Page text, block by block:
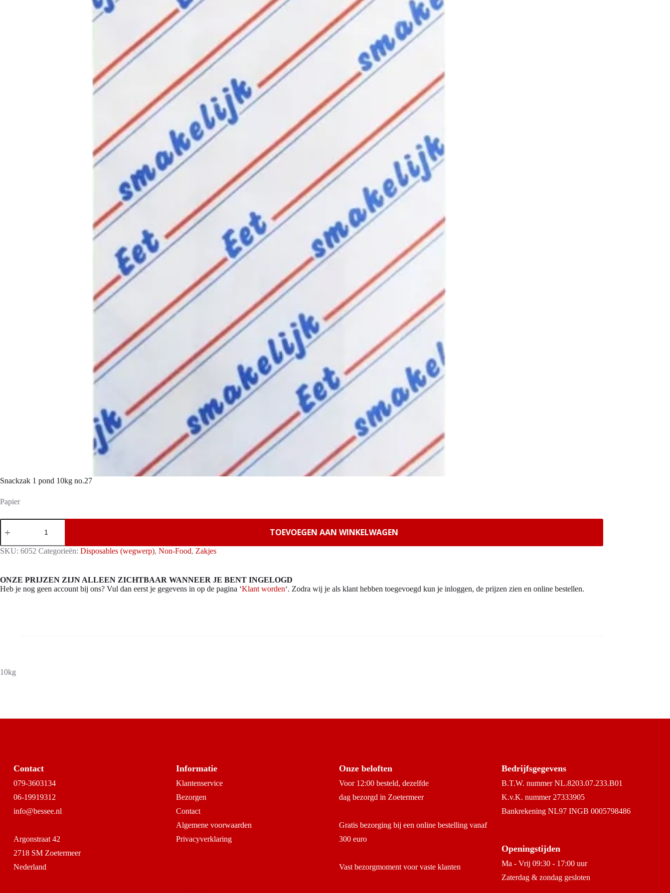
Snackzak 1 pond 10kg no.27
Papier
Snackzak
10kg
no.27
TOEVOEGEN AAN WINKELWAGEN
SKU: 6052 Categorieën: Disposables (wegwerp), Non-Food, Zakjes
ONZE PRIJZEN ZIJN ALLEEN ZICHTBAAR WANNEER JE BENT INGELOGD
Heb je nog geen account bij ons? Vul dan eerst je gegevens in op de pagina ‘Klant worden‘. Zodra wij je als klant hebben toegevoegd kun je inloggen, de prijzen zien en online bestellen.
10kg
Contact
079-3603134
06-19919312
info@bessee.nl
Argonstraat 42
2718 SM Zoetermeer
Nederland
Informatie
Klantenservice
Bezorgen
Contact
Algemene voorwaarden
Privacyverklaring
Onze beloften
Voor 12:00 besteld, dezelfde
dag bezorgd in Zoetermeer
Gratis bezorging bij een online bestelling vanaf
300 euro
Vast bezorgmoment voor vaste klanten
Bedrijfsgegevens
B.T.W. nummer NL.8203.07.233.B01
K.v.K. nummer 27333905
Bankrekening NL97 INGB 0005798486
Openingstijden
Ma - Vrij 09:30 - 17:00 uur
Zaterdag & zondag gesloten